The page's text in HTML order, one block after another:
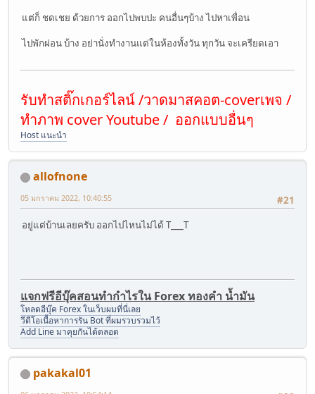
แต่ก็ ชดเชย ด้วยการ ออกไปพบปะ คนอื่นๆบ้าง ไปหาเพื่อน
ไปพักผ่อน บ้าง อย่านั่งทำงานแต่ในห้องทั้งวัน ทุกวัน จะเครียดเอา
รับทำสติ๊กเกอร์ไลน์ /วาดมาสคอต-coverเพจ /
ทำภาพ cover Youtube / ออกแบบอื่นๆ
Host แนะนำ
allofnone
#21
05 มกราคม 2022, 10:40:55
อยู่แต่บ้านเลยครับ ออกไปไหนไม่ได้ T___T
แจกฟรีอีบุ๊คสอนทำกำไรใน Forex ทองคำ น้ำมัน
โหลดอีบุ๊ค Forex ในเว็บผมที่นี่เลย
วีดีโอเนื้อหาการรัน Bot ที่ผมรวบรวมไว้
Add Line มาคุยกันได้ตลอด
pakakal01